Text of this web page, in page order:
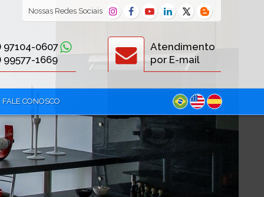
FALE CONOSCO
97104-0607
99577-1669
Atendimento
por E-mail
Nossas Redes Sociais